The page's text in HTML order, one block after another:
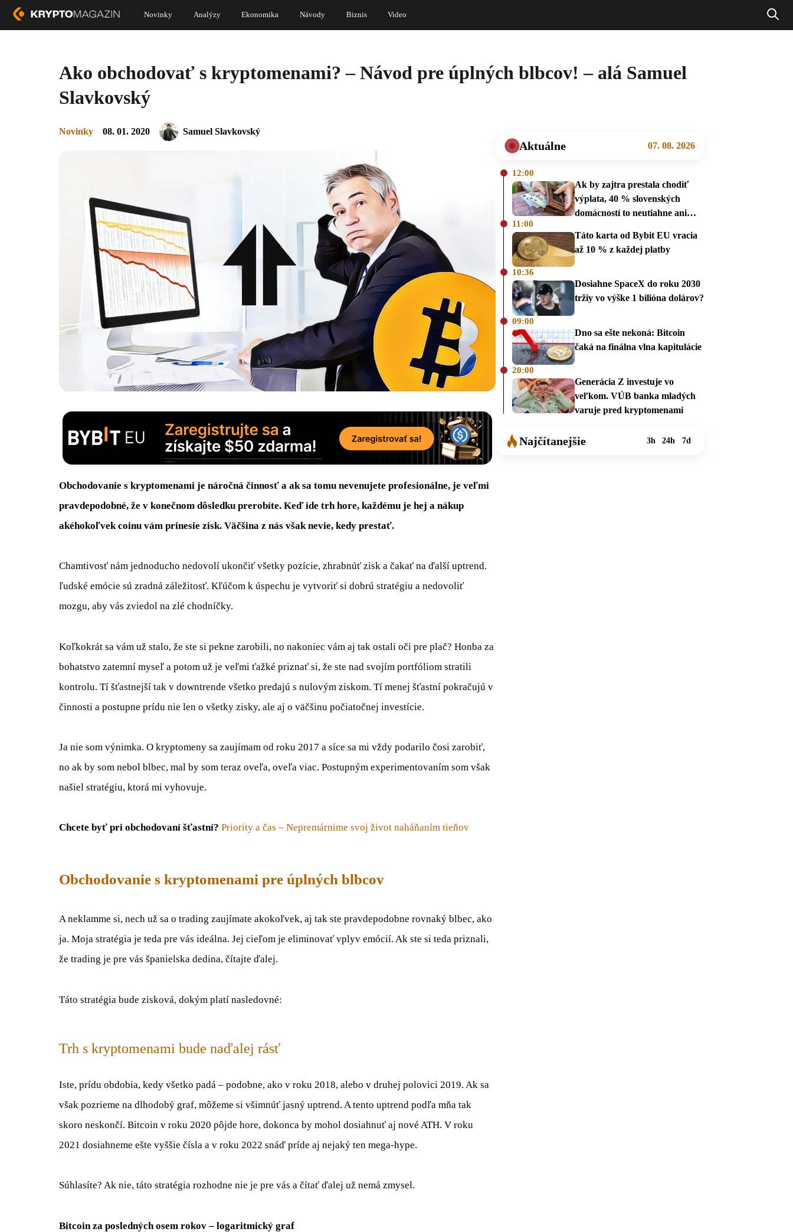
Novinky Analýzy Ekonomika Návody Biznis Video
Ako obchodovať s kryptomenami? – Návod pre úplných blbcov! – alá Samuel
Slavkovský
Novinky 08. 01. 2020 Samuel Slavkovský
Obchodovanie s kryptomenami je náročná činnosť a ak sa tomu nevenujete profesionálne, je veľmi
pravdepodobné, že v konečnom dôsledku prerobíte. Keď ide trh hore, každému je hej a nákup
akéhokoľvek coinu vám prinesie zisk. Väčšina z nás však nevie, kedy prestať.
Chamtivosť nám jednoducho nedovolí ukončiť všetky pozície, zhrabnúť zisk a čakať na ďalší uptrend.
ľudské emócie sú zradná záležitosť. Kľúčom k úspechu je vytvoriť si dobrú stratégiu a nedovoliť
mozgu, aby vás zviedol na zlé chodníčky.
Koľkokrát sa vám už stalo, že ste si pekne zarobili, no nakoniec vám aj tak ostali oči pre plač? Honba za
bohatstvo zatemní myseľ a potom už je veľmi ťažké priznať si, že ste nad svojím portfóliom stratili
kontrolu. Tí šťastnejší tak v downtrende všetko predajú s nulovým ziskom. Tí menej šťastní pokračujú v
činnosti a postupne prídu nie len o všetky zisky, ale aj o väčšinu počiatočnej investície.
Ja nie som výnimka. O kryptomeny sa zaujímam od roku 2017 a síce sa mi vždy podarilo čosi zarobiť,
no ak by som nebol blbec, mal by som teraz oveľa, oveľa viac. Postupným experimentovaním som však
našiel stratégiu, ktorá mi vyhovuje.
Chcete byť pri obchodovaní šťastní? Priority a čas – Nepremárnime svoj život naháňaním tieňov
Obchodovanie s kryptomenami pre úplných blbcov
A neklamme si, nech už sa o trading zaujímate akokoľvek, aj tak ste pravdepodobne rovnaký blbec, ako
ja. Moja stratégia je teda pre vás ideálna. Jej cieľom je eliminovať vplyv emócií. Ak ste si teda priznali,
že trading je pre vás španielska dedina, čítajte ďalej.
Táto stratégia bude zisková, dokým platí nasledovné:
Trh s kryptomenami bude naďalej rásť
Iste, prídu obdobia, kedy všetko padá – podobne, ako v roku 2018, alebo v druhej polovici 2019. Ak sa
však pozrieme na dlhodobý graf, môžeme si všimnúť jasný uptrend. A tento uptrend podľa mňa tak
skoro neskončí. Bitcoin v roku 2020 pôjde hore, dokonca by mohol dosiahnuť aj nové ATH. V roku
2021 dosiahneme ešte vyššie čísla a v roku 2022 snáď príde aj nejaký ten mega-hype.
Súhlasíte? Ak nie, táto stratégia rozhodne nie je pre vás a čítať ďalej už nemá zmysel.
Bitcoin za posledných osem rokov – logaritmický graf
Aktuálne 07. 08. 2026
12:00
Ak by zajtra prestala chodiť
výplata, 40 % slovenských
domácností to neutiahne ani
11:00
Táto karta od Bybit EU vracia
až 10 % z každej platby
10:36
Dosiahne SpaceX do roku 2030
tržiy vo výške 1 bilióna dolárov?
09:00
Dno sa ešte nekoná: Bitcoin
čaká na finálna vlna kapitulácie
20:00
Generácia Z investuje vo
veľkom. VÚB banka mladých
varuje pred kryptomenami
Najčítanejšie 3h 24h 7d